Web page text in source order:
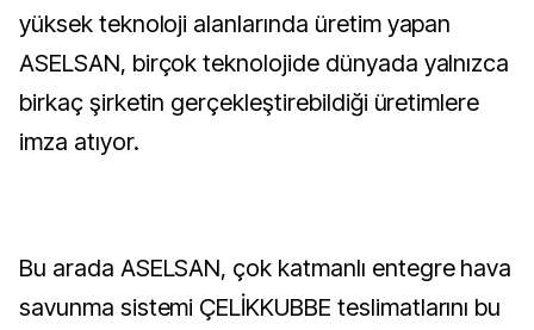
yüksek teknoloji alanlarında üretim yapan
ASELSAN, birçok teknolojide dünyada yalnızca
birkaç şirketin gerçekleştirebildiği üretimlere
imza atıyor.
Bu arada ASELSAN, çok katmanlı entegre hava
savunma sistemi ÇELİKKUBBE teslimatlarını bu